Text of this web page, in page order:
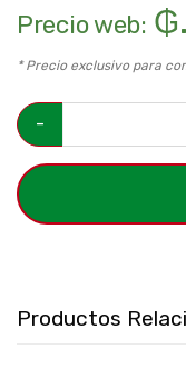
Precio web:
* Precio exclusivo para
-
Productos